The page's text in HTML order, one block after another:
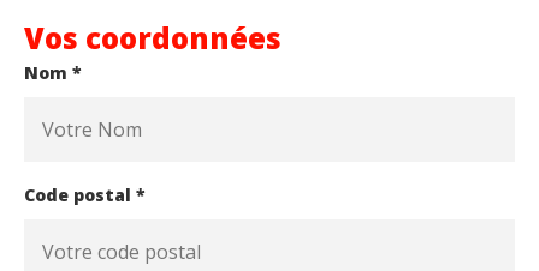
Vos coordonnées
Nom *
Code postal *